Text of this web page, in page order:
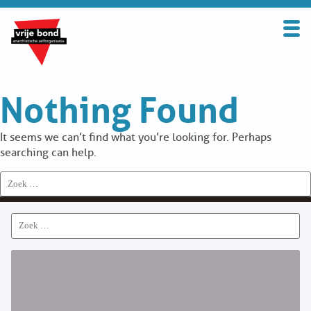
Search
for:
BOND
OVER DE VRIJE BOND
UITGANGSPUNTEN
WORD LID
CONTRIBUTIE
Nothing Found
It seems we can’t find what you’re looking for. Perhaps
searching can help.
Search
for:
Search
for: